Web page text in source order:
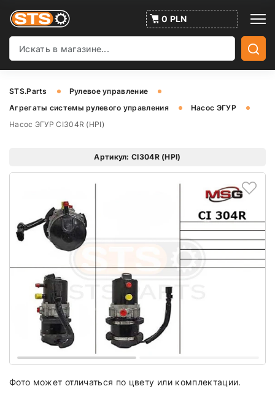
0 PLN
STS.Parts
Рулевое управление
Агрегаты системы рулевого управления
Насос ЭГУР
Насос ЭГУР CI304R (HPI)
Артикул: CI304R (HPI)
Фото может отличаться по цвету или комплектации.